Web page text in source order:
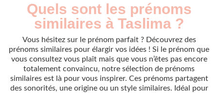
Quels sont les prénoms
similaires à Taslima ?
Vous hésitez sur le prénom parfait ? Découvrez des
prénoms similaires pour élargir vos idées ! Si le prénom que
vous consultez vous plaît mais que vous n’êtes pas encore
totalement convaincu, notre sélection de prénoms
similaires est là pour vous inspirer. Ces prénoms partagent
des sonorités, une origine ou un style similaires. Idéal pour